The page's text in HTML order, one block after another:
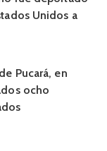
Unidos a
Pucará, en
ocho